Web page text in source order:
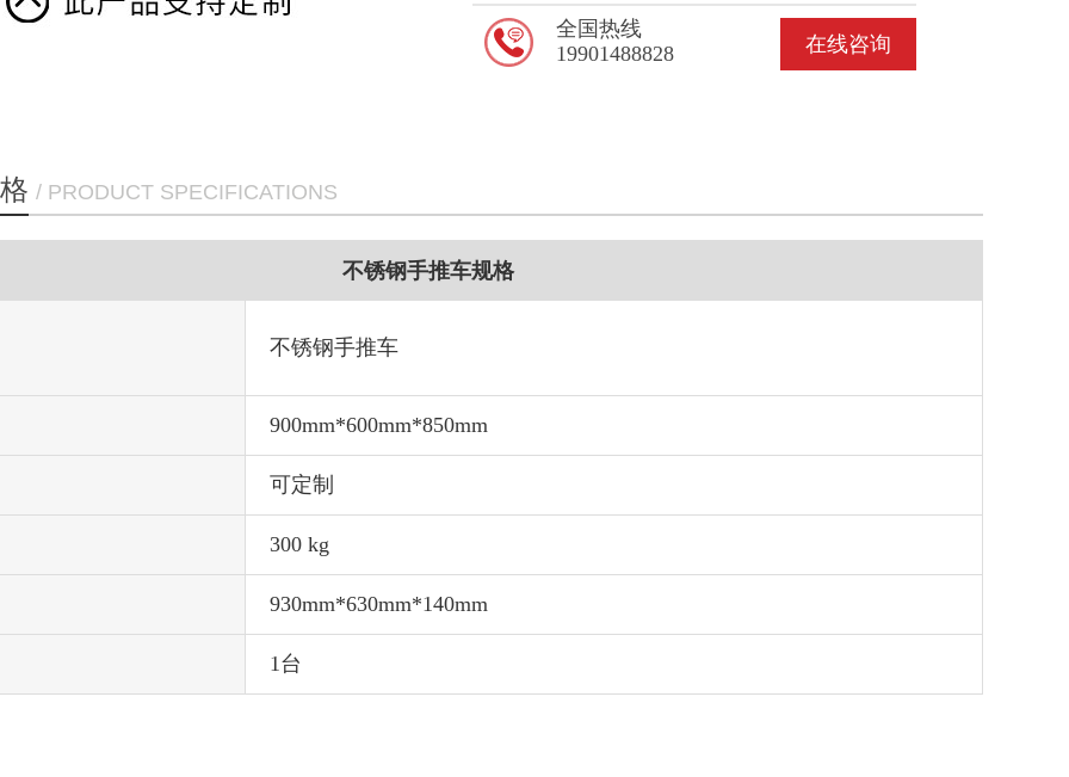
在线咨询
全国热线
19901488828
/ PRODUCT SPECIFICATIONS
不锈钢手推车规格
不锈钢手推车
900mm*600mm*850mm
可定制
300 kg
930mm*630mm*140mm
1台